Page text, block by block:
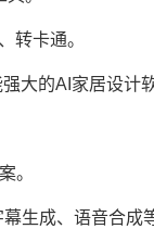
转卡通。
大的AI家居设计软
。
生成、语音合